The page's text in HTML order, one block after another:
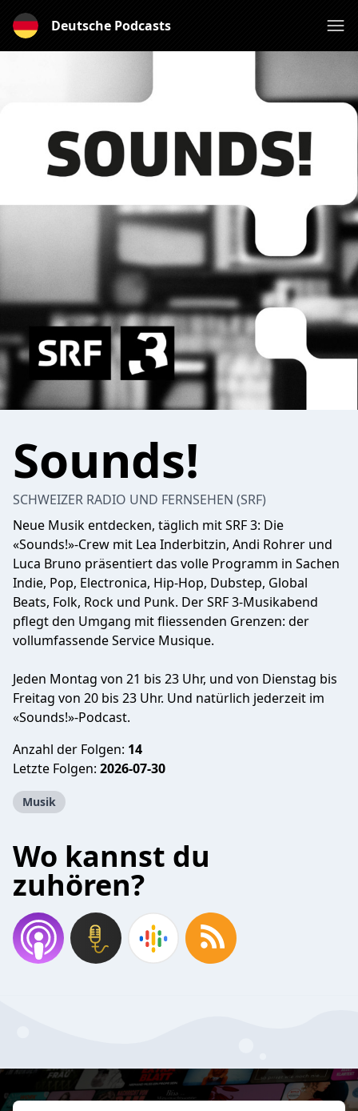
Deutsche Podcasts
Sounds!
SCHWEIZER RADIO UND FERNSEHEN (SRF)
Neue Musik entdecken, täglich mit SRF 3: Die
«Sounds!»-Crew mit Lea Inderbitzin, Andi Rohrer und
Luca Bruno präsentiert das volle Programm in Sachen
Indie, Pop, Electronica, Hip-Hop, Dubstep, Global
Beats, Folk, Rock und Punk. Der SRF 3-Musikabend
pflegt den Umgang mit fliessenden Grenzen: der
vollumfassende Service Musique.
Jeden Montag von 21 bis 23 Uhr, und von Dienstag bis
Freitag von 20 bis 23 Uhr. Und natürlich jederzeit im
«Sounds!»-Podcast.
Anzahl der Folgen: 14
Letzte Folgen: 2026-07-30
Musik
Wo kannst du
zuhören?